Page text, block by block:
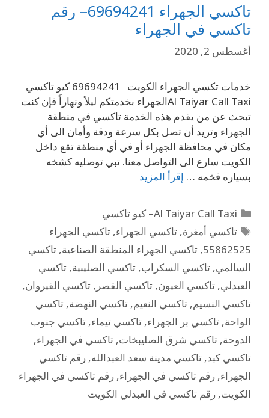
تاكسي الجهراء 69694241– رقم
تاكسي في الجهراء
أغسطس 2, 2020
خدمات تكسي الجهراء الكويت 69694241 كيو تاكسي
Al Taiyar Call Taxiالجهراء بخدمتكم ليلاً ونهاراً فإن كنت
تبحث عن من يقدم هذه الخدمة تاكسي في منطقة
الجهراء وتريد أن تصل بكل سرعة ودقة وأمان الى أي
مكان في محافظة الجهراء أو في أي منطقة تقع داخل
الكويت سارع الى التواصل معنا. تبي توصليه كشخه
بسياره فخمه … إقرأ المزيد
Al Taiyar Call Taxi– كيو تاكسي
تاكسي أمغرة,تاكسي الجهراء,تاكسي الجهراء
55862525
, تاكسي الجهراء المنطقة الصناعية, تاكسي
السالمي, تاكسي السكراب, تاكسي الصليبية, تاكسي
العبدلي, تاكسي العيون, تاكسي القصر , تاكسي القيروان,
تاكسي النسيم, تاكسي النعيم, تاكسي النهضة, تاكسي
الواحة, تاكسي بر الجهراء, تاكسي تيماء, تاكسي جنوب
الدوحة, تاكسي شرق الصليبخات, تاكسي في الجهراء,
تاكسي كبد, تاكسي مدينة سعد العبدالله, رقم تاكسي
الجهراء, رقم تاكسي في الجهراء, رقم تاكسي في الجهراء
الكويت, رقم تاكسي في العبدلي الكويت